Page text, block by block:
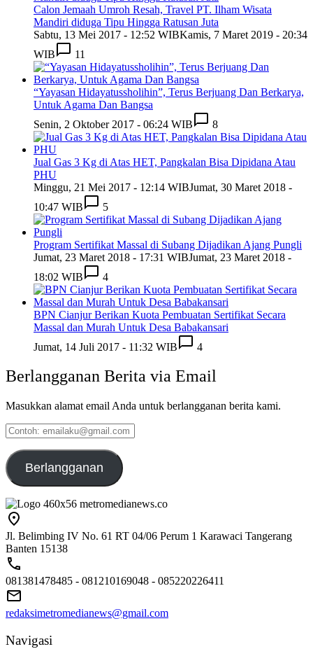
Calon Jemaah Umroh Resah, Travel PT. Ilham Wisata
Mandiri diduga Tipu Hingga Ratusan Juta
Sabtu, 13 Mei 2017 - 12:52 WIBKamis, 7 Maret 2019 - 20:34
WIB
11
“Yayasan Hidayatussholihin”, Terus Berjuang Dan Berkarya,
Untuk Agama Dan Bangsa
Senin, 2 Oktober 2017 - 06:24 WIB
8
Jual Gas 3 Kg di Atas HET, Pangkalan Bisa Dipidana Atau
PHU
Minggu, 21 Mei 2017 - 12:14 WIBJumat, 30 Maret 2018 -
10:47 WIB
5
Program Sertifikat Massal di Subang Dijadikan Ajang Pungli
Jumat, 23 Maret 2018 - 17:31 WIBJumat, 23 Maret 2018 -
18:02 WIB
4
BPN Cianjur Berikan Kuota Pembuatan Sertifikat Secara
Massal dan Murah Untuk Desa Babakansari
Jumat, 14 Juli 2017 - 11:32 WIB
4
Berlangganan Berita via Email
Masukkan alamat email Anda untuk berlangganan berita kami.
Contoh:
emailaku@gmail.com
Berlangganan
Jl. Belimbing IV No. 61 RT 04/06 Perum 1 Karawaci Tangerang
Banten 15138
081381478485 - 081210169048 - 085220226411
redaksimetromedianews@gmail.com
Navigasi